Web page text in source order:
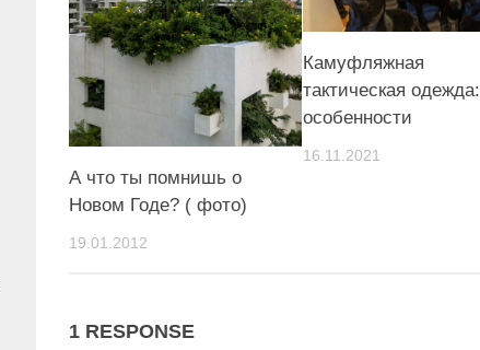
А что ты помнишь о
Новом Годе? ( фото)
19.01.2012
Камуфляжная
тактическая одежда:
особенности
16.11.2021
1 RESPONSE